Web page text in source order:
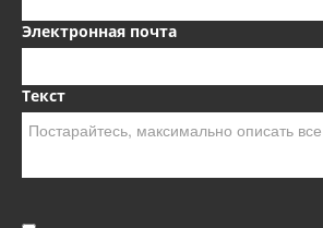
Электронная почта
Текст